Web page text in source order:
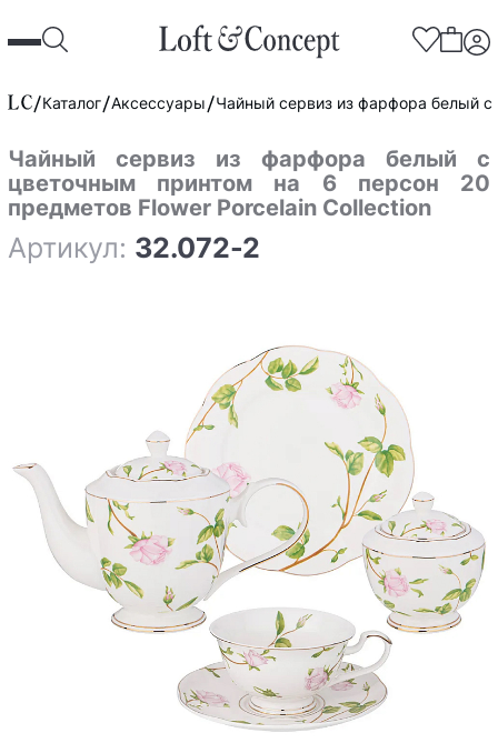
Каталог Аксессуары Чайный сервиз из фарфора белый
Чайный сервиз из фарфора белый с
цветочным принтом на 6 персон 20
предметов Flower Porcelain Collection
Артикул: 32.072-2